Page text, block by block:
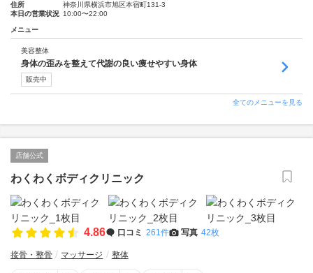
住所
神奈川県横浜市旭区本宿町131-3
本日の営業状況 10:00〜22:00
メニュー
美容整体
身体の歪みを整えて代謝の良い痩せやすい身体
販売中
全てのメニューを見る
店舗公式
わくわくボディクリニック
4.86 口コミ 261件 写真 42枚
接骨・整骨 マッサージ 整体